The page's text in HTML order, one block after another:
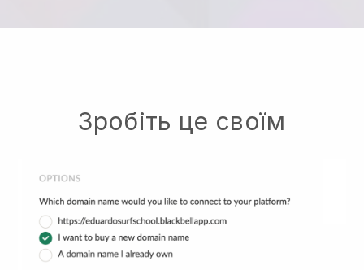
Зробіть це своїм